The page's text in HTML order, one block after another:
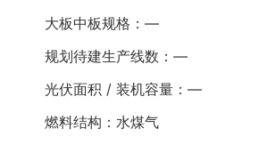
大板中板规格：—
规划待建生产线数：—
光伏面积 / 装机容量：—
燃料结构：水煤气